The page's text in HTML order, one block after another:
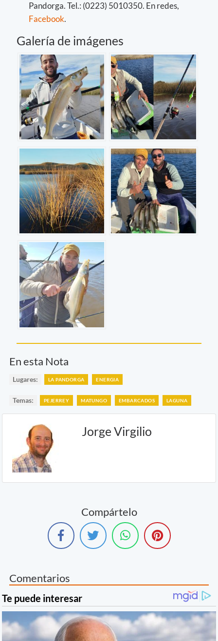
Pandorga. Tel.: (0223) 5010350. En redes,
Facebook.
Galería de imágenes
En esta Nota
Lugares: LA PANDORGA ENERGIA
Temas: PEJERREY MATUNGO EMBARCADOS LAGUNA
Jorge Virgilio
Compártelo
Comentarios